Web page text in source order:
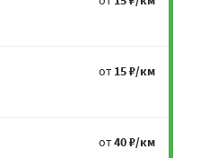
от 15 ₽/км
от40 ₽/км